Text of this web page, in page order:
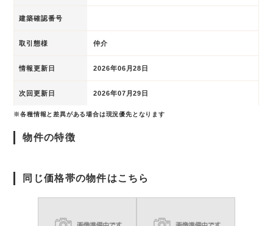
建築確認番号
取引態様 仲介
情報更新日 2026年06月28日
次回更新日 2026年07月29日
※各種情報と差異がある場合は現況優先となります
物件の特徴
同じ価格帯の物件はこちら